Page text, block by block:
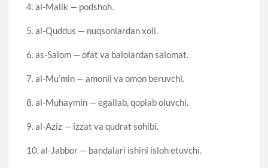
4. al-Malik — podshoh.
5. al-Quddus — nuqsonlardan xoli.
6. as-Salom — ofat va balolardan salomat.
7. al-Mu’min — amonli va omon beruvchi.
8. al-Muhaymin — egallab, qoplab oluvchi.
9. al-Aziz — izzat va qudrat sohibi.
10. al-Jabbor — bandalari ishini isloh etuvchi.